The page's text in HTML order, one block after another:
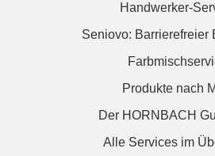
Handwerker-
Seniovo: Barrierefreier
Produkte nach
Der HORNBACH
Alle Services im